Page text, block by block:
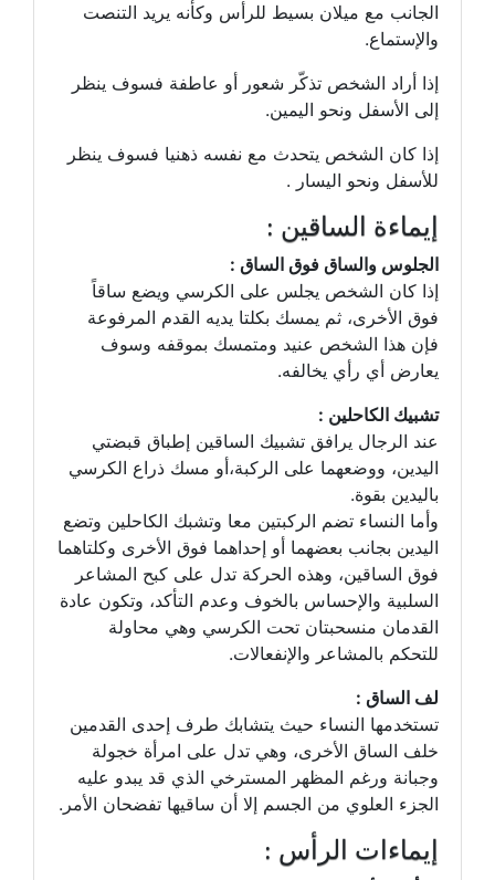
الجانب مع ميلان بسيط للرأس وكأنه يريد التنصت
والإستماع.
إذا أراد الشخص تذكّر شعور أو عاطفة فسوف ينظر
إلى الأسفل ونحو اليمين.
إذا كان الشخص يتحدث مع نفسه ذهنيا فسوف ينظر
للأسفل ونحو اليسار .
إيماءة الساقين :
الجلوس والساق فوق الساق :
إذا كان الشخص يجلس على الكرسي ويضع ساقاً
فوق الأخرى، ثم يمسك بكلتا يديه القدم المرفوعة
فإن هذا الشخص عنيد ومتمسك بموقفه وسوف
يعارض أي رأي يخالفه.
تشبيك الكاحلين :
عند الرجال يرافق تشبيك الساقين إطباق قبضتي
اليدين، ووضعهما على الركبة،أو مسك ذراع الكرسي
باليدين بقوة.
وأما النساء تضم الركبتين معا وتشبك الكاحلين وتضع
اليدين بجانب بعضهما أو إحداهما فوق الأخرى وكلتاهما
فوق الساقين، وهذه الحركة تدل على كبح المشاعر
السلبية والإحساس بالخوف وعدم التأكد، وتكون عادة
القدمان منسحبتان تحت الكرسي وهي محاولة
للتحكم بالمشاعر والإنفعالات.
لف الساق :
تستخدمها النساء حيث يتشابك طرف إحدى القدمين
خلف الساق الأخرى، وهي تدل على امرأة خجولة
وجبانة ورغم المظهر المسترخي الذي قد يبدو عليه
الجزء العلوي من الجسم إلا أن ساقيها تفضحان الأمر.
إيماءات الرأس :